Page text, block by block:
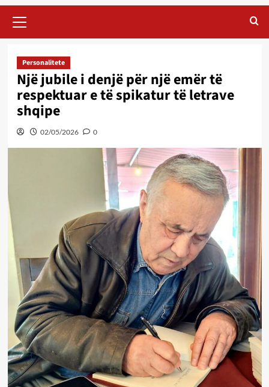
Menu
Personalitete
Një jubile i denjë për një emër të
respektuar e të spikatur të letrave
shqipe
02/05/2026 0